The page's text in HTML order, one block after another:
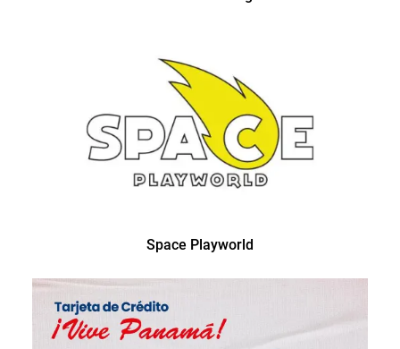
Space Playworld